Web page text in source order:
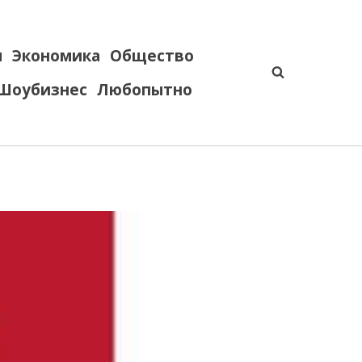
Экономика Общество
Любопытно